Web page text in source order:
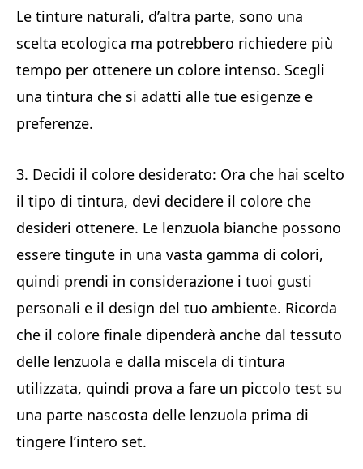
Le tinture naturali, d’altra parte, sono una
scelta ecologica ma potrebbero richiedere più
tempo per ottenere un colore intenso. Scegli
una tintura che si adatti alle tue esigenze e
preferenze.
3. Decidi il colore desiderato: Ora che hai scelto
il tipo di tintura, devi decidere il colore che
desideri ottenere. Le lenzuola bianche possono
essere tingute in una vasta gamma di colori,
quindi prendi in considerazione i tuoi gusti
personali e il design del tuo ambiente. Ricorda
che il colore finale dipenderà anche dal tessuto
delle lenzuola e dalla miscela di tintura
utilizzata, quindi prova a fare un piccolo test su
una parte nascosta delle lenzuola prima di
tingere l’intero set.